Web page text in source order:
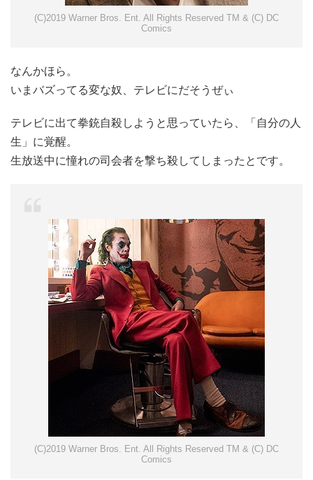
(C)2019 Warner Bros. Ent. All Rights Reserved TM & (C) DC
Comics
なんかほら。
いまバズってる変な奴、テレビにだそうぜぃ
テレビに出て拳銃自殺しようと思っていたら、「自分の人
生」に覚醒。
生放送中に憧れの司会者を撃ち殺してしまったとです。
(C)2019 Warner Bros. Ent. All Rights Reserved TM & (C) DC
Comics